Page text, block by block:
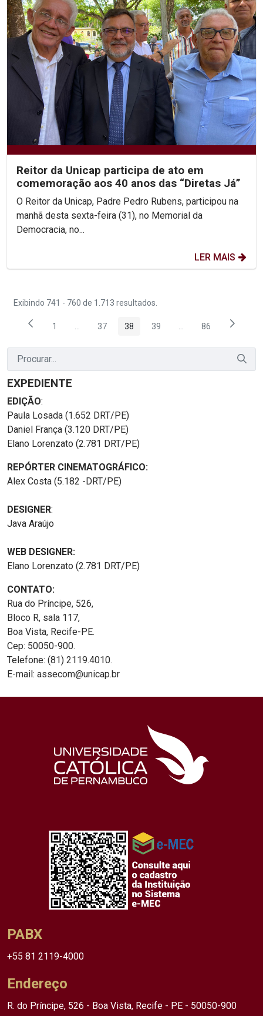
Reitor da Unicap participa de ato em
comemoração aos 40 anos das “Diretas Já”
O Reitor da Unicap, Padre Pedro Rubens, participou na
manhã desta sexta-feira (31), no Memorial da
Democracia, no...
LER MAIS
Exibindo 741 - 760 de 1.713 resultados.
Página
1 Páginas intermediárias Usar ABA para navegar.
Página
37 Página
38 Página
39 PáginasPágina
86
EXPEDIENTE
EDIÇÃO:
Paula Losada (1.652 DRT/PE)
Daniel França (3.120 DRT/PE)
Elano Lorenzato (2.781 DRT/PE)
REPÓRTER CINEMATOGRÁFICO:
Alex Costa (5.182 -DRT/PE)
DESIGNER:
Java Araújo
WEB DESIGNER:
Elano Lorenzato (2.781 DRT/PE)
CONTATO:
Rua do Príncipe, 526,
Bloco R, sala 117,
Boa Vista, Recife-PE.
Cep: 50050-900.
Telefone: (81) 2119.4010.
E-mail: assecom@unicap.br
PABX
+55 81 2119-4000
Endereço
R. do Príncipe, 526 - Boa Vista, Recife - PE - 50050-900